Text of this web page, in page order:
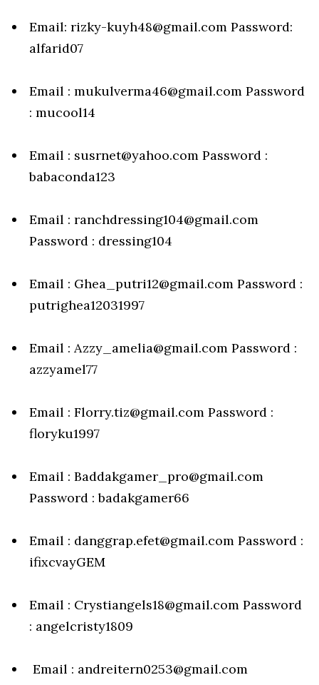
Email: rizky-kuyh48@gmail.com Password:
alfarid07
Email : mukulverma46@gmail.com Password
: mucool14
Email : susrnet@yahoo.com Password :
babaconda123
Email : ranchdressing104@gmail.com
Password : dressing104
Email : Ghea_putri12@gmail.com Password :
putrighea12031997
Email : Azzy_amelia@gmail.com Password :
azzyamel77
Email : Florry.tiz@gmail.com Password :
floryku1997
Email : Baddakgamer_pro@gmail.com
Password : badakgamer66
Email : danggrap.efet@gmail.com Password :
ifixcvayGEM
Email : Crystiangels18@gmail.com Password
: angelcristy1809
Email : andreitern0253@gmail.com